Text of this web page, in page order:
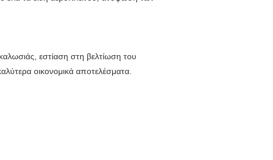
εστίαση στη βελτίωση του
οικονομικά αποτελέσματα.